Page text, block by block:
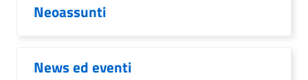
Neoassunti
News ed eventi